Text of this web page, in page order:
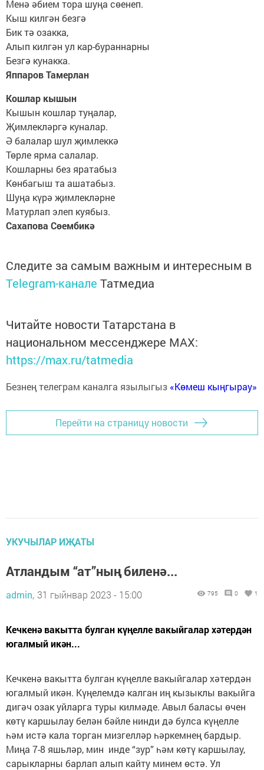
Менә әбием тора шуңа сөенеп.
Кыш килгән безгә
Бик тә озакка,
Алып килгән ул кар-бураннарны
Безгә кунакка.
Яппаров Тамерлан
Кошлар кышын
Кышын кошлар туңалар,
Җимлекләргә куналар.
Ә балалар шул җимлеккә
Төрле ярма салалар.
Кошларны без яратабыз
Көнбагыш та ашатабыз.
Шуңа күрә җимлекләрне
Матурлап элеп куябыз.
Сахапова Сөембикә
Следите за самым важным и интересным в
Telegram-канале Татмедиа
Читайте новости Татарстана в
национальном мессенджере MАХ:
https://max.ru/tatmedia
Безнең телеграм каналга язылыгыз «Көмеш кыңгырау»
Перейти на страницу новости
УКУЧЫЛАР ИҖАТЫ
Атландым “ат”ның биленә...
admin, 31 гыйнвар 2023 - 15:00 795 0 1
Кечкенә вакытта булган күңелле вакыйгалар хәтердән
югалмый икән...
Кечкенә вакытта булган күңелле вакыйгалар хәтердән
югалмый икән. Күңелемдә калган иң кызыклы вакыйга
дигәч озак уйларга туры килмәде. Авыл баласы өчен
көтү каршылау белән бәйле нинди дә булса күңелле
һәм истә кала торган мизгелләр һәркемнең бардыр.
Миңа 7-8 яшьләр, мин инде “зур” һәм көтү каршылау,
сарыкларны барлап алып кайту минем өстә. Ул